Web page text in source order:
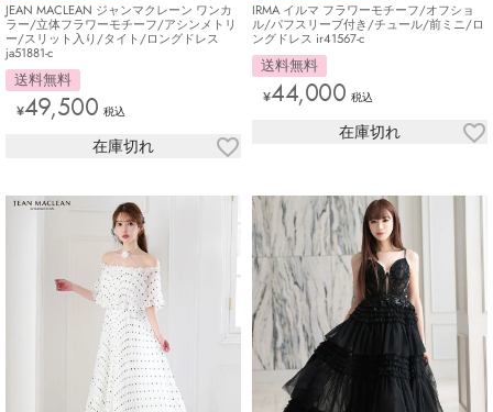
JEAN MACLEAN ジャンマクレーン ワンカ
ラー/立体フラワーモチーフ/アシンメトリ
ー/スリット入り/タイト/ロングドレス
ja51881-c
送料無料
¥49,500 税込
在庫切れ
IRMA イルマ フラワーモチーフ/オフショ
ル/パフスリーブ付き/チュール/前ミニ/ロ
ングドレス ir41567-c
送料無料
¥44,000 税込
在庫切れ